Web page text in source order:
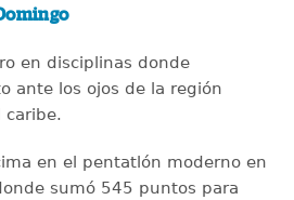
en disciplinas donde
ante los ojos de la región
caribe.
en el pentatlón moderno en
sumó 545 puntos para